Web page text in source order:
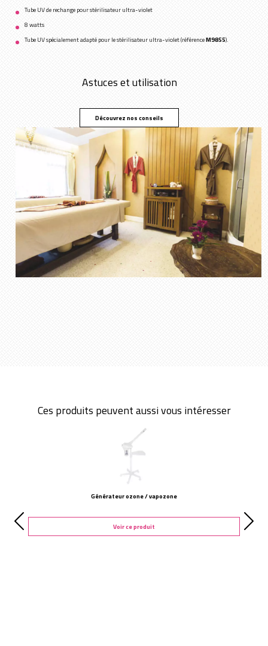
Tube UV de rechange pour stérilisateur ultra-violet
8 watts
Tube UV spécialement adapté pour le stérilisateur ultra-violet (référenceM9855).
Astuces et utilisation
Découvrez nos conseils
Ces produits peuvent aussi vous intéresser
Générateur ozone / vapozone
Voir ce produit